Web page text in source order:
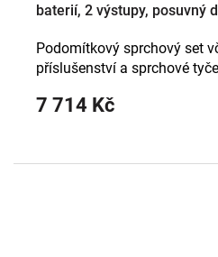
baterií, 2 výstupy, posuvný
7 714 Kč
Podomítkový sprchový set
příslušenství a sprchové